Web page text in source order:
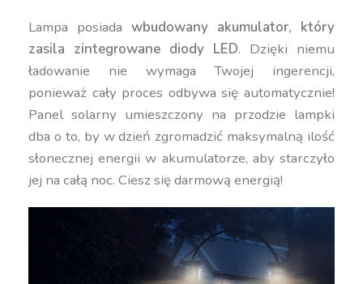
Lampa posiadawbudowany akumulator, który
zasila zintegrowane diody LED. Dzięki niemu
ładowanie nie wymaga Twojej ingerencji,
ponieważ cały proces odbywa się automatycznie!
Panel solarny umieszczony na przodzie lampki
dba o to, by w dzień zgromadzić maksymalną ilość
słonecznej energii w akumulatorze, aby starczyło
jej na całą noc. Ciesz się darmową energią!